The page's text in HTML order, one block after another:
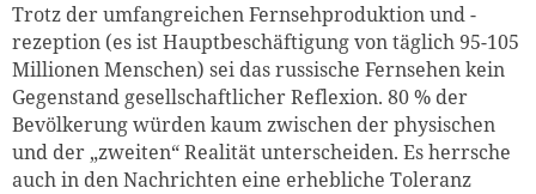
Trotz der umfangreichen Fernsehproduktion und -
rezeption (es ist Hauptbeschäftigung von täglich 95-105
Millionen Menschen) sei das russische Fernsehen kein
Gegenstand gesellschaftlicher Reflexion. 80 % der
Bevölkerung würden kaum zwischen der physischen
und der „zweiten“ Realität unterscheiden. Es herrsche
auch in den Nachrichten eine erhebliche Toleranz